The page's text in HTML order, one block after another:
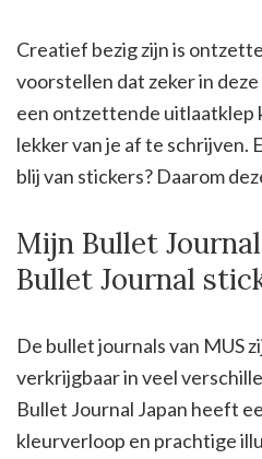
Creatief bezig zijn is
voorstellen dat zeker in
een ontzettende uitlaatklep
lekker van je af te schrijven.
blij van stickers? Daarom
Mijn Bullet
Bullet Journal
De bullet journals van MUS
verkrijgbaar in veel
Bullet Journal Japan heeft
kleurverloop en prachtige